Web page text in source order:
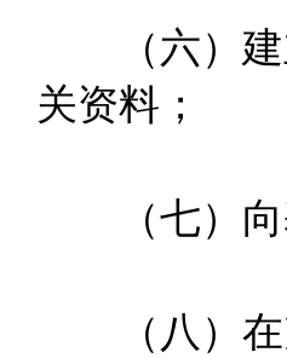
（六）建
关资料；
（七）向
（八）在